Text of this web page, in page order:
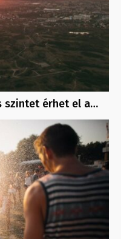
szintet érhet el a…